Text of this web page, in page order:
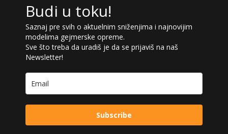
Budi u toku!
Saznaj pre svih o aktuelnim sniženjima i najnovijim
modelima gejmerske opreme.
Sve što treba da uradiš je da se prijaviš na naš
Newsletter!
Subscribe